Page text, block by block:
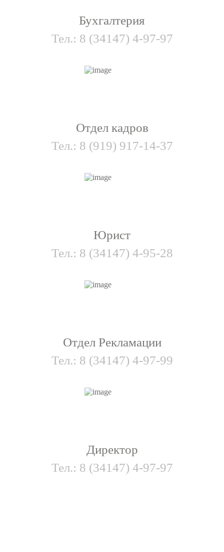
Бухгалтерия
Тел.: 8 (34147) 4-97-97
Отдел кадров
Тел.: 8 (919) 917-14-37
Юрист
Тел.: 8 (34147) 4-95-28
Отдел Рекламации
Тел.: 8 (34147) 4-97-99
Директор
Тел.: 8 (34147) 4-97-97